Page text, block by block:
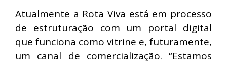
Atualmente a Rota Viva está em processo
de estruturação com um portal digital
que funciona como vitrine e, futuramente,
um canal de comercialização. “Estamos